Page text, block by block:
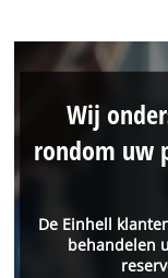
De Einhell
behandelen
Wij
rondom uw